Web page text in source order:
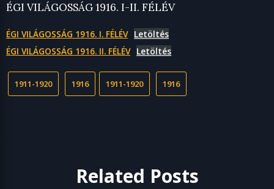
ÉGI VILÁGOSSÁG 1916. I-II. FÉLÉV
ÉGI VILÁGOSSÁG 1916. I. FÉLÉV Letöltés
ÉGI VILÁGOSSÁG 1916. II. FÉLÉV Letöltés
1911-1920 1916 1911-1920 1916
Related Posts